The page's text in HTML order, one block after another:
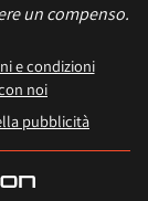
un compenso.
e condizioni
noi
pubblicità